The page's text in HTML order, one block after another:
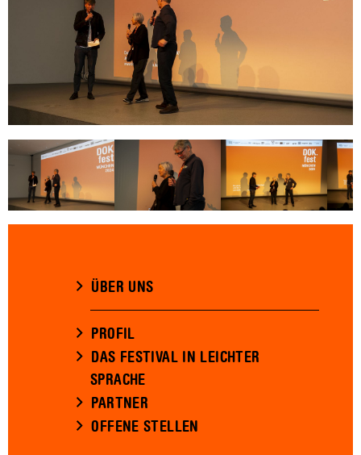
ÜBER UNS
PROFIL
DAS FESTIVAL IN LEICHTER
SPRACHE
PARTNER
OFFENE STELLEN